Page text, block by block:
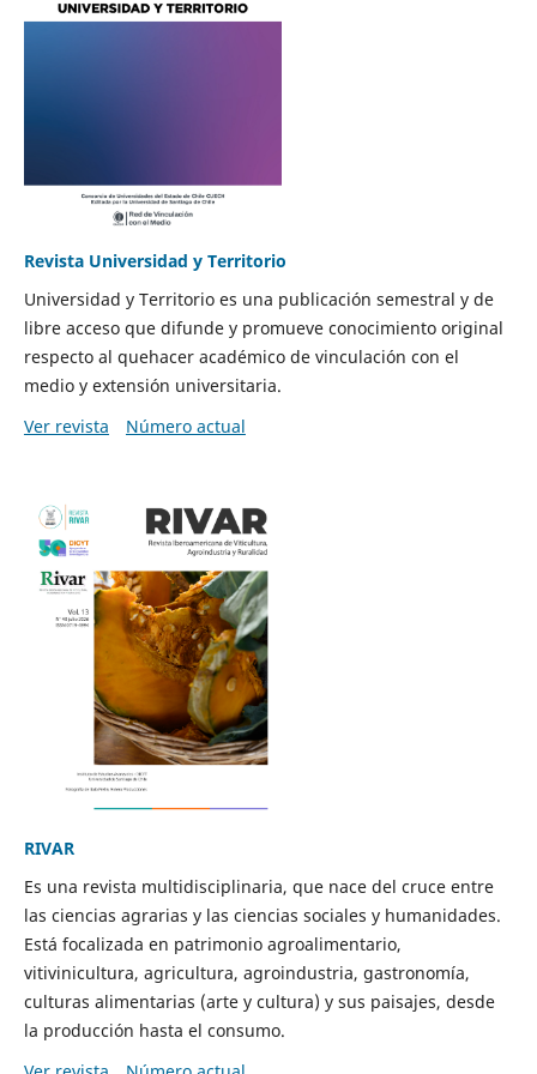
Revista Universidad y Territorio
Universidad y Territorio es una publicación semestral y de
libre acceso que difunde y promueve conocimiento original
respecto al quehacer académico de vinculación con el
medio y extensión universitaria.
Ver revista
Número actual
RIVAR
Es una revista multidisciplinaria, que nace del cruce entre
las ciencias agrarias y las ciencias sociales y humanidades.
Está focalizada en patrimonio agroalimentario,
vitivinicultura, agricultura, agroindustria, gastronomía,
culturas alimentarias (arte y cultura) y sus paisajes, desde
la producción hasta el consumo.